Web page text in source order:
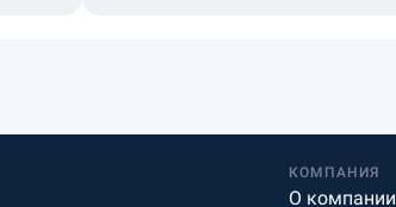
КОМПАНИЯ
О компании